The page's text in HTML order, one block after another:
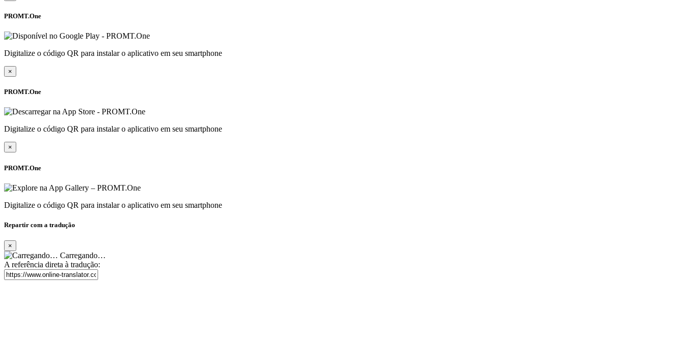
PROMT.One
Digitalize o código QR para instalar o aplicativo em seu smartphone
×
PROMT.One
Digitalize o código QR para instalar o aplicativo em seu smartphone
×
PROMT.One
Digitalize o código QR para instalar o aplicativo em seu smartphone
Repartir com a tradução
×
Carregando…
A referência direta à tradução: